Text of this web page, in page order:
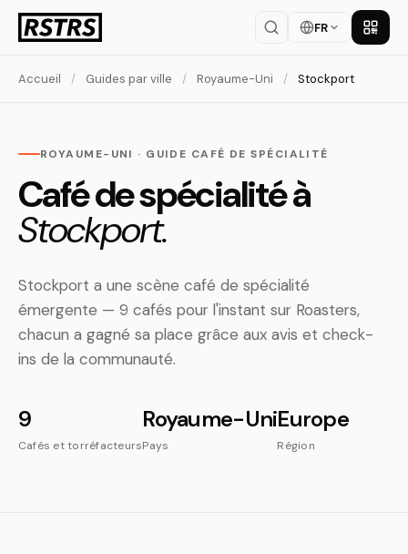
FR
Accueil / Guides par ville / Royaume-Uni / Stockport
ROYAUME-UNI · GUIDE CAFÉ DE SPÉCIALITÉ
Café de spécialité à
Stockport.
Stockport a une scène café de spécialité
émergente — 9 cafés pour l'instant sur Roasters,
chacun a gagné sa place grâce aux avis et check-
ins de la communauté.
9
Cafés et torréfacteurs
Royaume-Uni
Pays
Europe
Région